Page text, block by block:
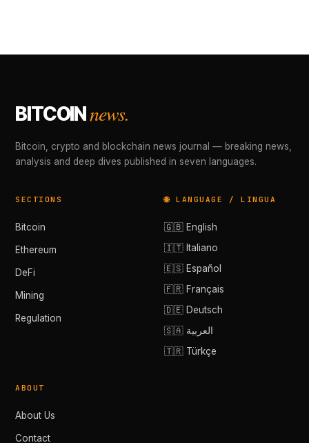
BITCOINnews.
Bitcoin, crypto and blockchain news journal — breaking news,
analysis and deep dives published in seven languages.
SECTIONS
Bitcoin
Ethereum
DeFi
Mining
Regulation
🌐 LANGUAGE / LINGUA
🇬🇧 English
🇮🇹 Italiano
🇪🇸 Español
🇫🇷 Français
🇩🇪 Deutsch
🇸🇦 العربية
🇹🇷 Türkçe
ABOUT
About Us
Contact